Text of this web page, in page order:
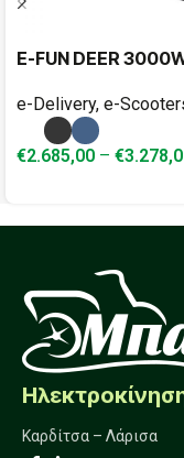
E-FUN DEER
e-Delivery, e-
€2.685,00 – €
Καρδίτσα – Λάρισα